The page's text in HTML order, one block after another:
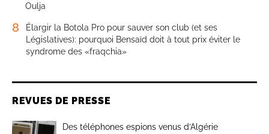
Oulja
8
Élargir la Botola Pro pour sauver son club (et ses
Législatives): pourquoi Bensaïd doit à tout prix éviter le
syndrome des «fraqchia»
REVUES DE PRESSE
Des téléphones espions venus d’Algérie